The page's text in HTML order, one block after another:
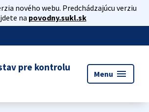
nového webu. Predchádzajúcu verziu
na povodny.sukl.sk
pre kontrolu
Menu menu